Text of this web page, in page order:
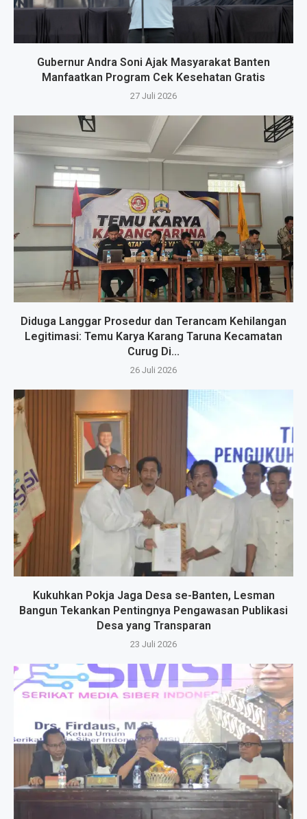
Gubernur Andra Soni Ajak Masyarakat Banten
Manfaatkan Program Cek Kesehatan Gratis
27 Juli 2026
Diduga Langgar Prosedur dan Terancam Kehilangan
Legitimasi: Temu Karya Karang Taruna Kecamatan
Curug Di...
26 Juli 2026
Kukuhkan Pokja Jaga Desa se-Banten, Lesman
Bangun Tekankan Pentingnya Pengawasan Publikasi
Desa yang Transparan
23 Juli 2026